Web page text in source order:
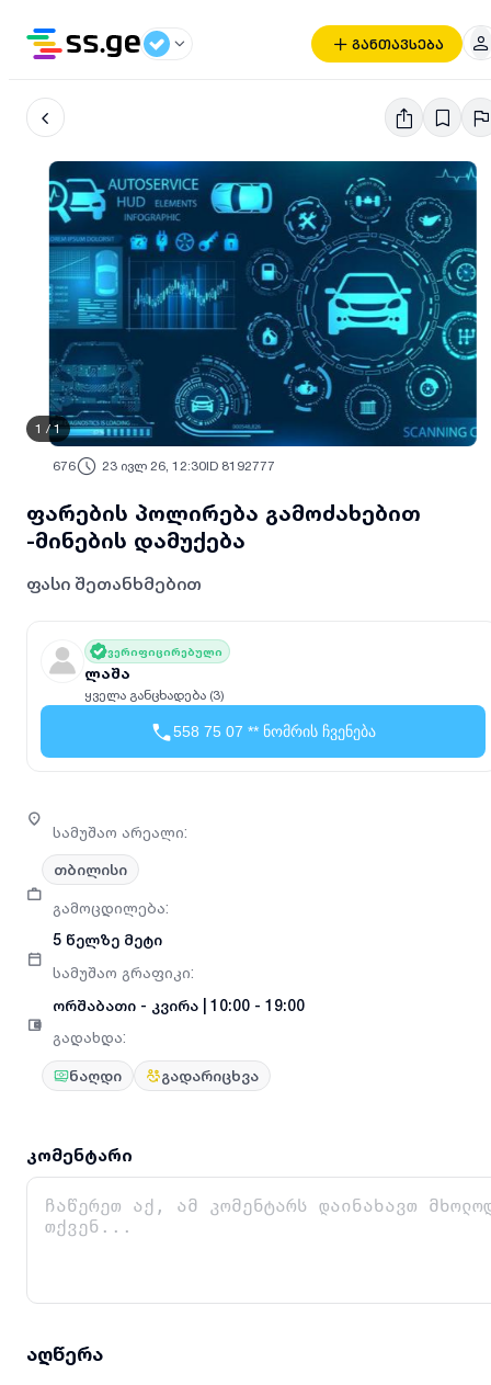
განთავსება
1 / 1
676 23 ივლ 26, 12:30ID 8192777
ფარების პოლირება გამოძახებით
-მინების დამუქება
ფასი შეთანხმებით
ვერიფიცირებული
ლაშა
ყველა განცხადება (3)
558 75 07 ** ნომრის ჩვენება
სამუშაო არეალი:
თბილისი
გამოცდილება:
5 წელზე მეტი
სამუშაო გრაფიკი:
ორშაბათი - კვირა 10:00 - 19:00
გადახდა:
ნაღდი გადარიცხვა
კომენტარი
აღწერა